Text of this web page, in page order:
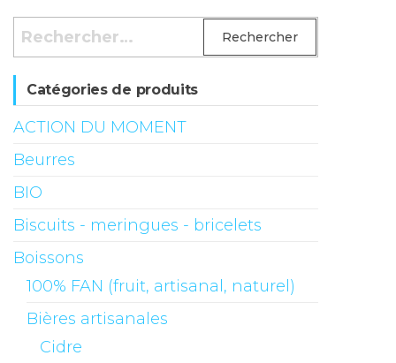
Rechercher :
Catégories de produits
ACTION DU MOMENT
Beurres
BIO
Biscuits - meringues - bricelets
Boissons
100% FAN (fruit, artisanal, naturel)
Bières artisanales
Cidre